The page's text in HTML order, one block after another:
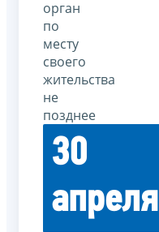
орган
по
месту
своего
жительства
не
позднее
30
апреля